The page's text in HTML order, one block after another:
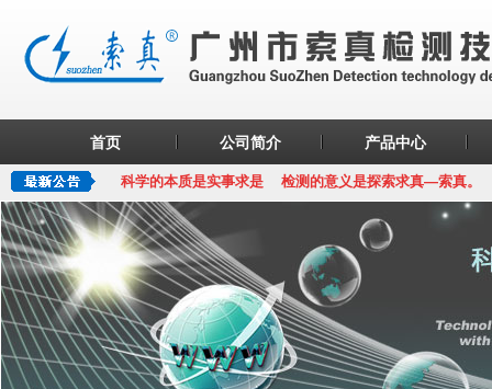
首页 公司简介 产品中心
科学的本质是实事求是 检测的意义是探索求真—索真。